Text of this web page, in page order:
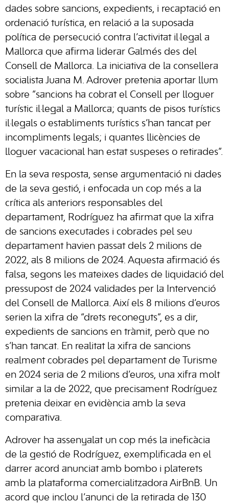
dades sobre sancions, expedients, i recaptació en
ordenació turística, en relació a la suposada
política de persecució contra l’activitat il·legal a
Mallorca que afirma liderar Galmés des del
Consell de Mallorca. La iniciativa de la consellera
socialista Juana M. Adrover pretenia aportar llum
sobre “sancions ha cobrat el Consell per lloguer
turístic il·legal a Mallorca; quants de pisos turístics
il·legals o establiments turístics s’han tancat per
incompliments legals; i quantes llicències de
lloguer vacacional han estat suspeses o retirades”.
En la seva resposta, sense argumentació ni dades
de la seva gestió, i enfocada un cop més a la
crítica als anteriors responsables del
departament, Rodríguez ha afirmat que la xifra
de sancions executades i cobrades pel seu
departament havien passat dels 2 milions de
2022, als 8 milions de 2024. Aquesta afirmació és
falsa, segons les mateixes dades de liquidació del
pressupost de 2024 validades per la Intervenció
del Consell de Mallorca. Així els 8 milions d’euros
serien la xifra de “drets reconeguts”, es a dir,
expedients de sancions en tràmit, però que no
s’han tancat. En realitat la xifra de sancions
realment cobrades pel departament de Turisme
en 2024 seria de 2 milions d’euros, una xifra molt
similar a la de 2022, que precisament Rodríguez
pretenia deixar en evidència amb la seva
comparativa.
Adrover ha assenyalat un cop més la ineficàcia
de la gestió de Rodríguez, exemplificada en el
darrer acord anunciat amb bombo i platerets
amb la plataforma comercialitzadora AirBnB. Un
acord que inclou l’anunci de la retirada de 130